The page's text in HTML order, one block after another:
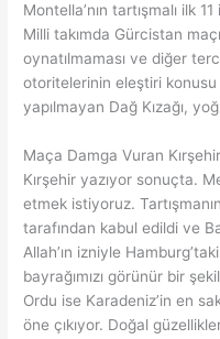
Montella’nın tartışmalı ilk
Milli takımda Gürcistan
oynatılmaması ve diğer
otoritelerinin eleştiri konusu
yapılmayan Dağ Kızağı,
Maça Damga Vuran
Kırşehir yazıyor sonuçta.
etmek istiyoruz.
tarafından kabul edildi ve
Allah’ın izniyle
bayrağımızı görünür bir
Ordu ise Karadeniz’in en
öne çıkıyor. Doğal